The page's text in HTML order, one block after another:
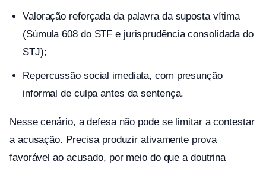
Valoração reforçada da palavra da suposta vítima
(Súmula 608 do STF e jurisprudência consolidada do
STJ);
Repercussão social imediata, com presunção
informal de culpa antes da sentença.
Nesse cenário, a defesa não pode se limitar a contestar
a acusação. Precisa produzir ativamente prova
favorável ao acusado, por meio do que a doutrina